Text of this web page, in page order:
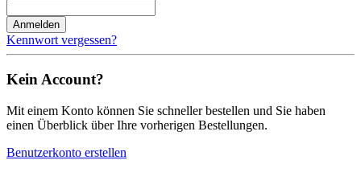
Anmelden
Kennwort vergessen?
Kein Account?
Mit einem Konto können Sie schneller bestellen und Sie haben
einen Überblick über Ihre vorherigen Bestellungen.
Benutzerkonto erstellen